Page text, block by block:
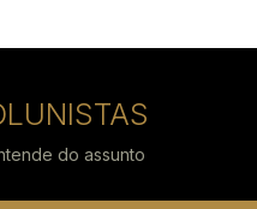
do assunto